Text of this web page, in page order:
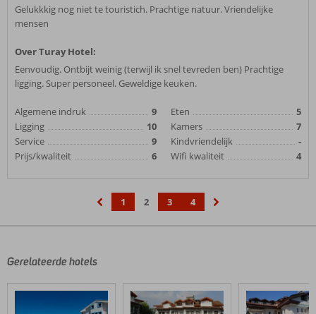
Gelukkkig nog niet te touristich. Prachtige natuur. Vriendelijke
mensen
Over Turay Hotel:
Eenvoudig. Ontbijt weinig (terwijl ik snel tevreden ben) Prachtige
ligging. Super personeel. Geweldige keuken.
Algemene indruk
9
Ligging
10
Service
9
Prijs/kwaliteit
6
Eten
5
Kamers
7
Kindvriendelijk
-
Wifi kwaliteit
4
1 2 3
4
Gerelateerde hotels